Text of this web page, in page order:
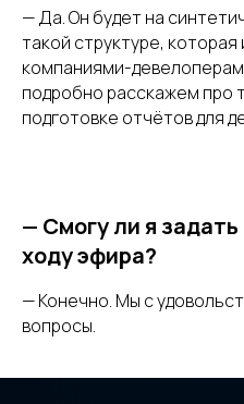
— Да. Он будет на
такой структуре,
компаниями-
подробно расскажем про
подготовке отчётов для
— Смогу ли я
ходу эфира?
— Конечно. Мы с
вопросы.